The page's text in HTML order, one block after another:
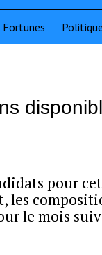
Fortunes Politique
pour
le mois